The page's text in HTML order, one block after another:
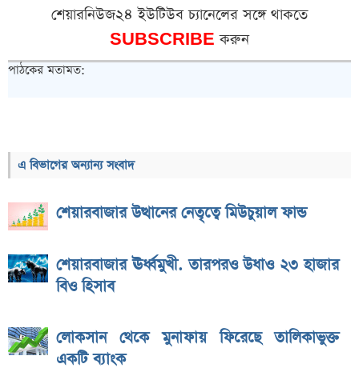
শেয়ারনিউজ২৪ ইউটিউব চ্যানেলের সঙ্গে থাকতে
SUBSCRIBEকরুন
পাঠকের মতামত:
এ বিভাগের অন্যান্য সংবাদ
শেয়ারবাজার উত্থানের নেতৃত্বে মিউচুয়াল ফান্ড
শেয়ারবাজার ঊর্ধ্বমুখী. তারপরও উধাও ২৩ হাজার
বিও হিসাব
লোকসান থেকে মুনাফায় ফিরেছে তালিকাভুক্ত
একটি ব্যাংক